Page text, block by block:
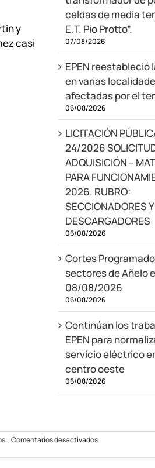
y
casi
celdas de media
E.T. Pio Protto”.
07/08/2026
EPEN reestableció
en varias
afectadas por el
06/08/2026
LICITACIÓN
24/2026
ADQUISICIÓN –
PARA
2026. RUBRO:
SECCIONADORES Y
DESCARGADORES
06/08/2026
Cortes
sectores de Añelo
08/08/2026
06/08/2026
Continúan los
EPEN para
servicio eléctrico
centro oeste
06/08/2026
Comentarios desactivadosen
programado